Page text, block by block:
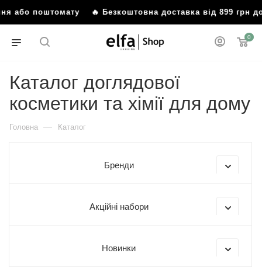
або поштомату 🔥 Безкоштовна доставка від 899 грн
0
Каталог доглядової
косметики та хімії для дому
Головна — Каталог
Бренди
Акційні набори
Новинки